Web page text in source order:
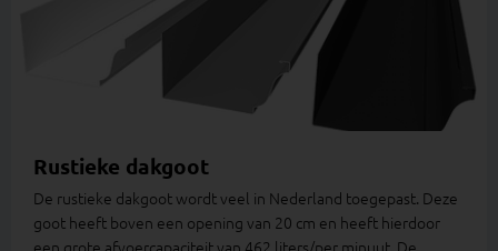
Rustieke dakgoot
De rustieke dakgoot wordt veel in Nederland toegepast. Deze
goot heeft boven een opening van 20 cm en heeft hierdoor